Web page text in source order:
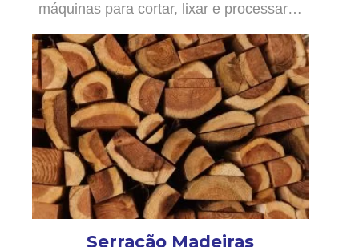
máquinas para cortar, lixar e processar…
Serração Madeiras